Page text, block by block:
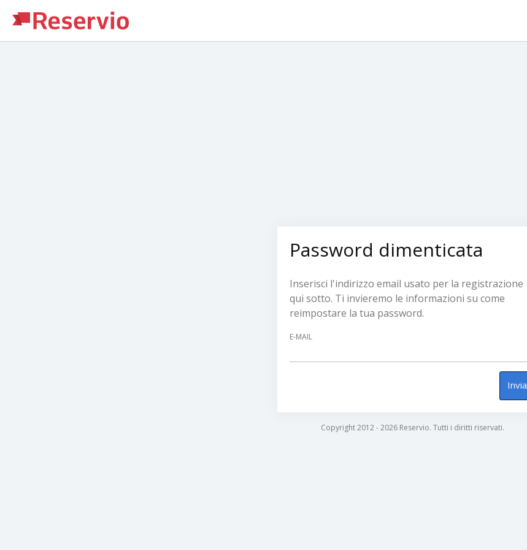
Password dimenticata
Inserisci l'indirizzo email usato per la registrazione
qui sotto. Ti invieremo le informazioni su come
reimpostare la tua password.
E-MAIL
Invia
Copyright 2012 - 2026 Reservio. Tutti i diritti riservati.